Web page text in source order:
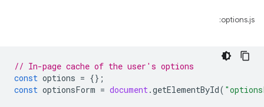
options.js:
// In-page cache of the user's options
const options = {};
const optionsForm = document.getElementById(